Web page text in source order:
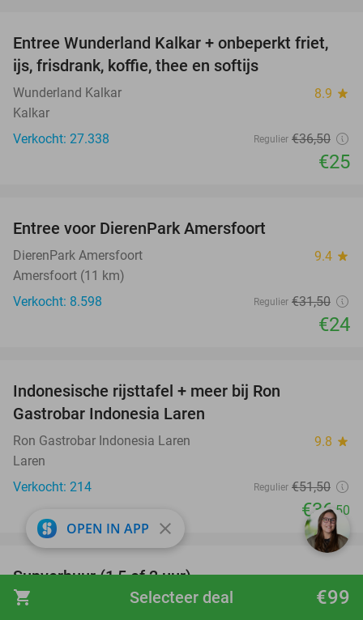
shopping_cart €99
Selecteer deal
32%
Entree Wunderland Kalkar + onbeperkt friet,
ijs, frisdrank, koffie, thee en softijs
Wunderland Kalkar 8.9 star
Kalkar
Verkocht: 27.338
Regulier €36,50
€25
Entree voor DierenPark Amersfoort
DierenPark Amersfoort 9.4 star
Amersfoort (11 km)
Verkocht: 8.598
Regulier €31,50
€24
Indonesische rijsttafel + meer bij Ron
Gastrobar Indonesia Laren
Ron Gastrobar Indonesia Laren 9.8 star
Laren
Verkocht: 214
Regulier €51,50
€36,50
50%
favorite_border
Supverhuur (1,5 of 2 uur)
Suppen Loosdrecht 9.3star
OPEN IN APP close